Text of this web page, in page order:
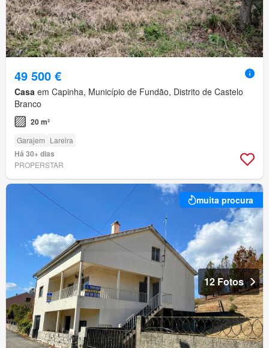
49 500 €
Casa em Capinha, Município de Fundão, Distrito de Castelo
Branco
20 m²
Garajem Lareira
Há 30+ dias
PROPERSTAR
muita procura
12 Fotos